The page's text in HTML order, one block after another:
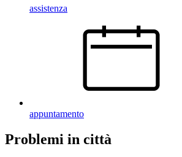
assistenza
appuntamento
Problemi in città